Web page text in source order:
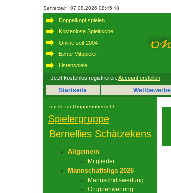
Serverzeit : 07.08.2026 08:45:48
Doppelkopf spielen
Kostenlose Spieltische
Online seit 2004
Echte Mitspieler
Listenspiele
Jetzt kostenlos registrieren. Account erstellen.
Startseite Wettbewerbe
zurück zur Gruppenübersicht
Spielergruppe
Bernellies Schätzekens
Allgemein
Mitglieder
Mannschaftsliga 2026
Mannschaftswertung
Gruppenwertung